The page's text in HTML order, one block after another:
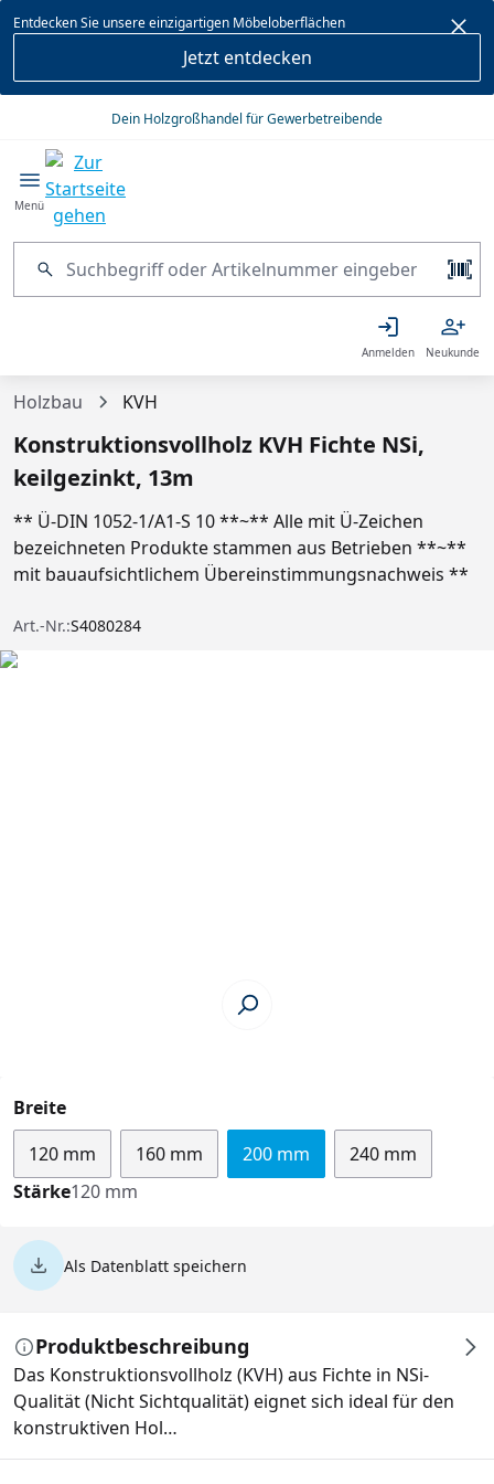
springen
Entdecken Sie unsere einzigartigen Möbeloberflächen
Jetzt entdecken
Dein Holzgroßhandel für Gewerbetreibende
Menü
Anmelden Neukunde
Holzbau KVH
Konstruktionsvollholz KVH Fichte NSi,
keilgezinkt, 13m
** Ü-DIN 1052-1/A1-S 10 **~** Alle mit Ü-Zeichen
bezeichneten Produkte stammen aus Betrieben **~**
mit bauaufsichtlichem Übereinstimmungsnachweis **
Art.-Nr.:S4080284
Breiteauswählen
120 mm
160 mm 200 mm
240 mm
Stärke120 mm
Als Datenblatt speichern
Produktbeschreibung
Das Konstruktionsvollholz (KVH) aus Fichte in NSi-
Qualität (Nicht Sichtqualität) eignet sich ideal für den
konstruktiven Hol…